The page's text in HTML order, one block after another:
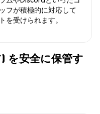
フが積極的に対応して
を受けられます。
を安全に保管す